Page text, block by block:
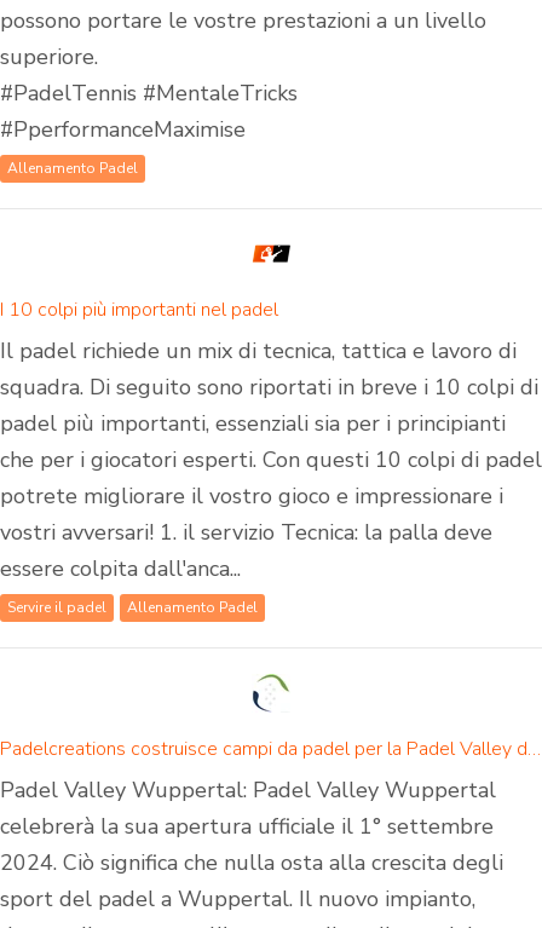
possono portare le vostre prestazioni a un livello
superiore.
#PadelTennis #MentaleTricks
#PperformanceMaximise
Allenamento Padel
I 10 colpi più importanti nel padel
Il padel richiede un mix di tecnica, tattica e lavoro di
squadra. Di seguito sono riportati in breve i 10 colpi di
padel più importanti, essenziali sia per i principianti
che per i giocatori esperti. Con questi 10 colpi di padel
potrete migliorare il vostro gioco e impressionare i
vostri avversari! 1. il servizio Tecnica: la palla deve
essere colpita dall'anca...
Servire il padel Allenamento Padel
Padelcreations costruisce campi da padel per la Padel Valley di Wuppertal - inaugurazione il 1° settembre 2024
Padel Valley Wuppertal: Padel Valley Wuppertal
celebrerà la sua apertura ufficiale il 1° settembre
2024. Ciò significa che nulla osta alla crescita degli
sport del padel a Wuppertal. Il nuovo impianto,